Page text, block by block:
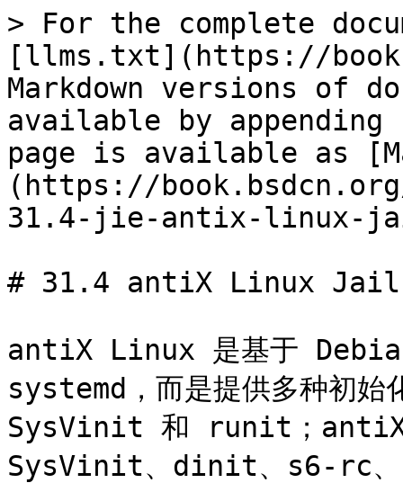
> For the complete
[llms.txt](https://
Markdown versions of
available by
page is available as
(https://
31.4-jie-antix-linux-
# 31.4 antiX Linux Jail
antiX Linux 是基于 Debian
systemd，而是提供多种初
SysVinit 和 runit；
SysVinit、dinit、s6-rc